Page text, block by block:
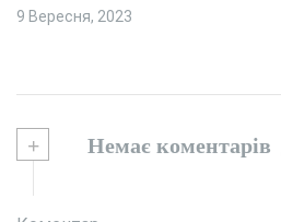
9 Вересня, 2023
+ Немає коментарів